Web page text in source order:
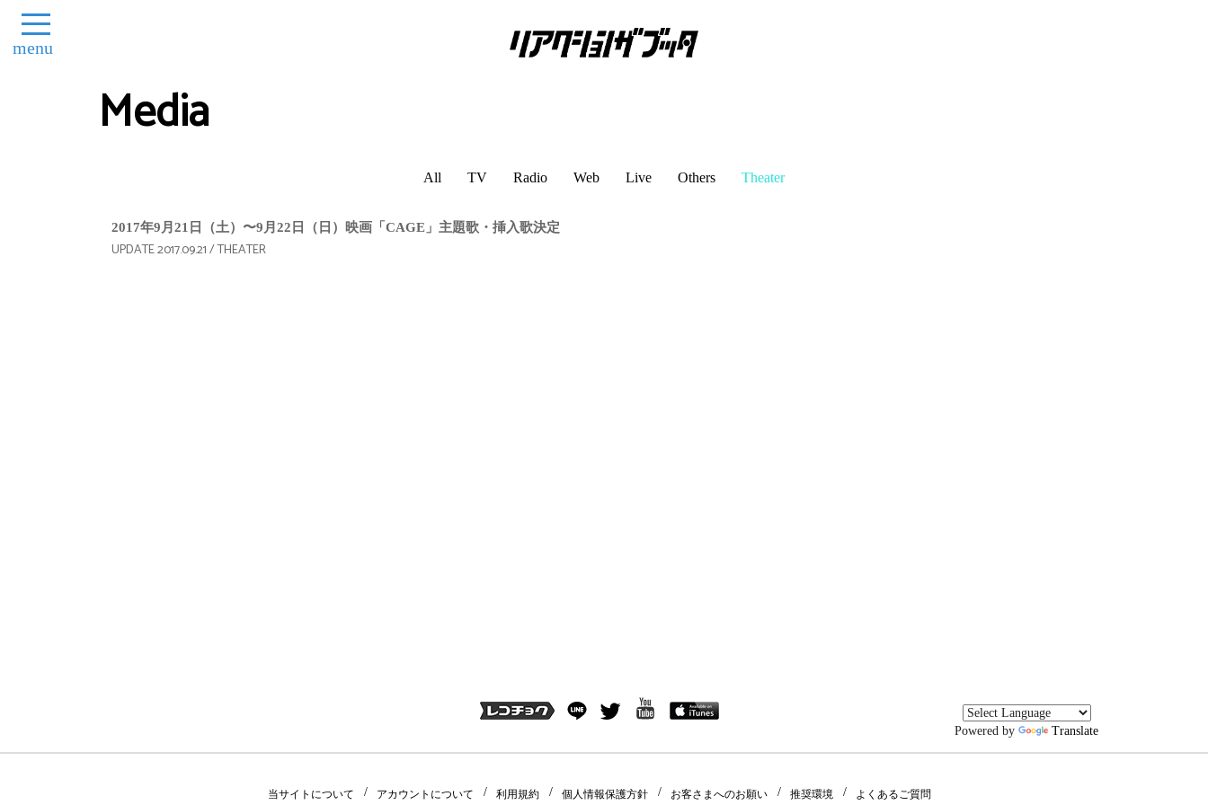
menu
Media
All TV Radio Web Live Others Theater
2017年9月21日（土）〜9月22日（日）映画「CAGE」主題歌・挿入歌決定
UPDATE 2017.09.21 / THEATER
Powered by Translate
当サイトについて アカウントについて 利用規約 個人情報保護方針 お客さまへのお願い 推奨環境 よくあるご質問